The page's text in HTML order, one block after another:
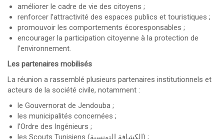
améliorer le cadre de vie des citoyens ;
renforcer l’attractivité des espaces publics et touristiques ;
promouvoir les comportements écoresponsables ;
encourager la participation citoyenne à la protection de
l’environnement.
Les partenaires mobilisés
La réunion a rassemblé plusieurs partenaires institutionnels et
acteurs de la société civile, notamment :
le Gouvernorat de Jendouba ;
les municipalités concernées ;
l’Ordre des Ingénieurs ;
les Scouts Tunisiens (الكشافة التونسية) ;